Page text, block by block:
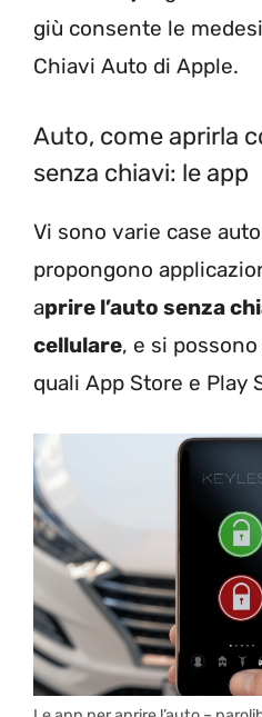
giù consente le
Chiavi Auto di Apple.
Auto, come aprirla
senza chiavi: le app
Vi sono varie case
propongono
aprire l’auto senza
cellulare, e si
quali App Store e Play